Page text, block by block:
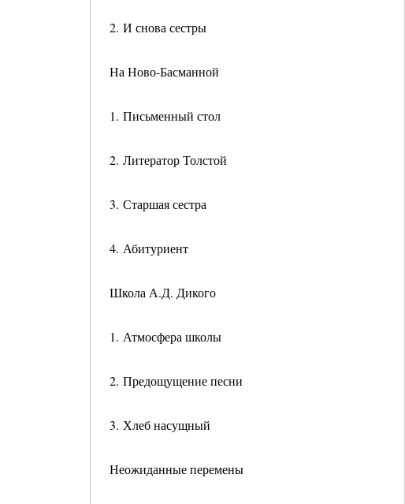
2. И снова сестры
На Ново-Басманной
1. Письменный стол
2. Литератор Толстой
3. Старшая сестра
4. Абитуриент
Школа А.Д. Дикого
1. Атмосфера школы
2. Предощущение песни
3. Хлеб насущный
Неожиданные перемены